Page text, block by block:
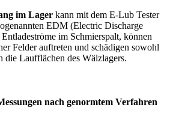
im Lager kann mit dem E-Lub Tester
EDM (Electric Discharge
im Schmierspalt, können
Felder auftreten und schädigen sowohl
die Laufflächen des Wälzlagers.
nach genormtem Verfahren